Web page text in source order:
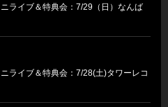
ライブ＆特典会：7/29（日）なんば
ライブ＆特典会：7/28(土)タワーレコ